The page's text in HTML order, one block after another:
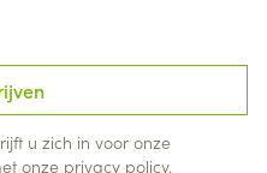
u zich in voor onze
onze privacy policy.